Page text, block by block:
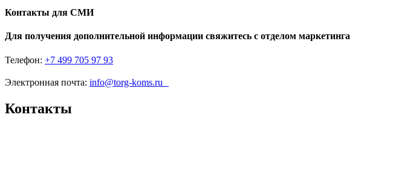
Контакты для СМИ
Для получения дополнительной информации свяжитесь с отделом маркетинга
Телефон: +7 499 705 97 93
Электронная почта: info@torg-koms.ru
Контакты